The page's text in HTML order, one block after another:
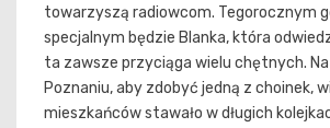
towarzyszą radiowcom. Tegorocznym
specjalnym będzie Blanka, która
ta zawsze przyciąga wielu chętnych. Na
Poznaniu, aby zdobyć jedną z choinek,
mieszkańców stawało w długich